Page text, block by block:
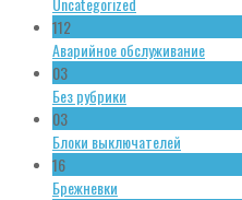
112
Аварийное обслуживание
03
Без рубрики
03
Блоки выключателей
16
Брежневки